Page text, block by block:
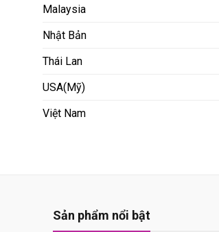
Malaysia
Nhật Bản
Thái Lan
USA(Mỹ)
Việt Nam
Sản phẩm nổi bật